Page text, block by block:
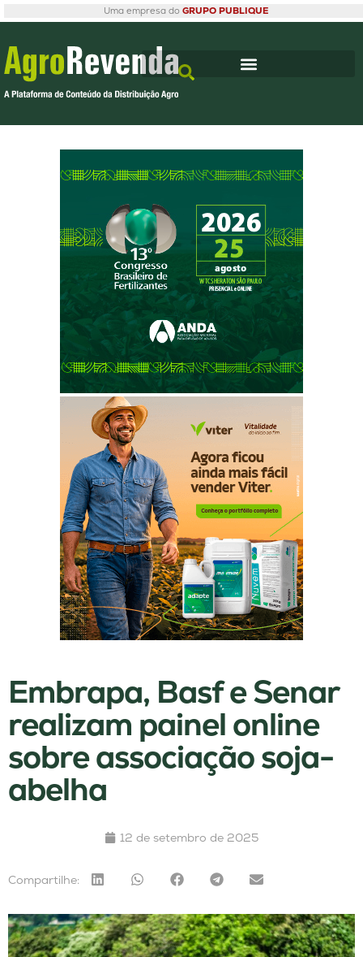
Uma empresa do GRUPO PUBLIQUE
Embrapa, Basf e Senar
realizam painel online
sobre associação soja-
abelha
12 de setembro de 2025
Compartilhe: